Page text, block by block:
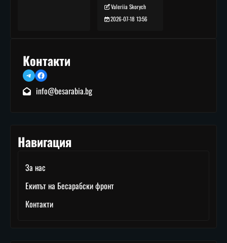
Valeriia Skorych
2026-07-18 13:56
Контакти
TelegramFacebook
info@besarabia.bg
Навигация
За нас
Екипът на Бесарабски фронт
Контакти